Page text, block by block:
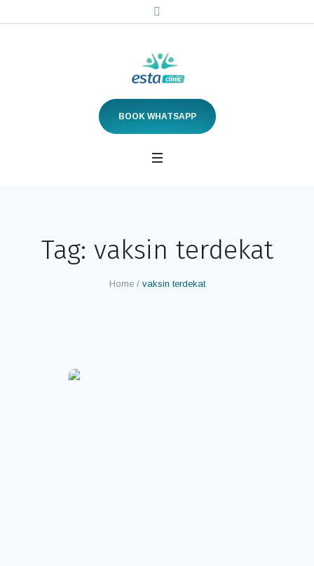
BOOK WHATSAPP
Tag: vaksin terdekat
Home / vaksin terdekat